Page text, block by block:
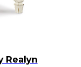
Realyn